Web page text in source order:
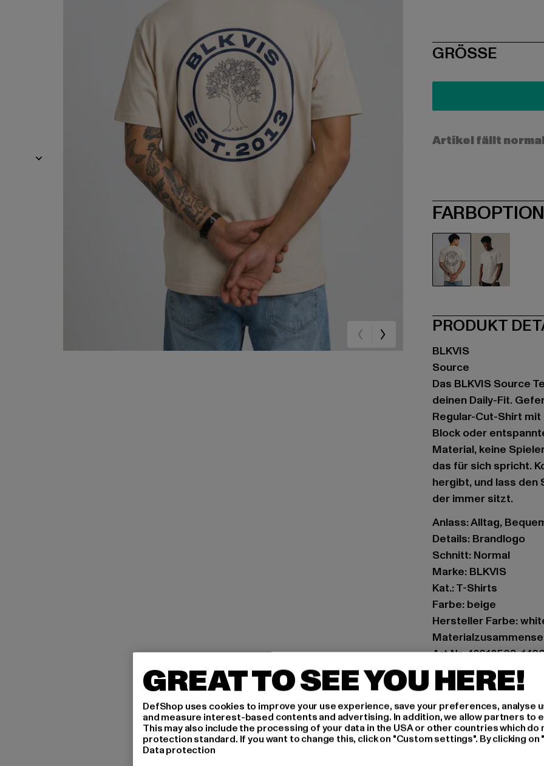
SIZE
GRÖSSE
Artikel fällt
PRODUKT
BLKVIS
Source
Das BLKVIS Source
deinen Daily-Fit.
Regular-Cut-Shirt
Block oder
Material, keine
das für sich spricht.
hergibt, und lass den
der immer sitzt.
Anlass: Alltag,
Details: Brandlogo
Schnitt: Normal
Marke: BLKVIS
Kat.: T-Shirts
Farbe: beige
Hersteller Farbe:
Art.Nr: 42612503-
Hersteller: Play Hard
Landwehrstrasse
GRÖSSE
GREAT TO SEE YOU HERE!
DefShop uses cookies to improve your use experience, save your preferences, analyse
and measure interest-based contents and advertising. In addition, we allow partners to
This may also include the processing of your data in the USA or other countries which do
protection standard. If you want to change this, click on "Custom settings". By clicking
Data protection